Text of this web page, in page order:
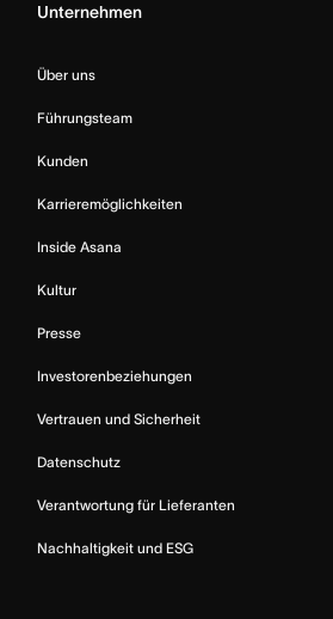
Unternehmen
Über uns
Führungsteam
Kunden
Karrieremöglichkeiten
Inside Asana
Kultur
Presse
Investorenbeziehungen
Vertrauen und Sicherheit
Datenschutz
Verantwortung für Lieferanten
Nachhaltigkeit und ESG